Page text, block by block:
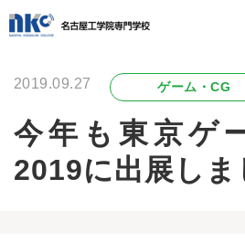
2019.09.27 ゲーム・CG
今年も東京ゲ
2019に出展しま